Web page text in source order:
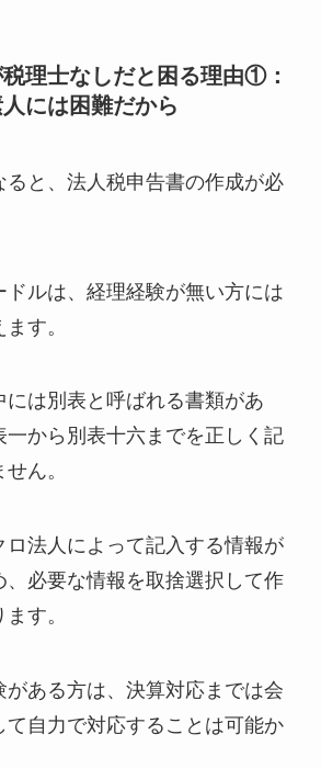
理士なしだと困る理由①：
には困難だから
ると、法人税申告書の作成が必
ドルは、経理経験が無い方には
す。
には別表と呼ばれる書類があ
一から別表十六までを正しく記
ん。
ロ法人によって記入する情報が
、必要な情報を取捨選択して作
す。
がある方は、決算対応までは会
て自力で対応することは可能か